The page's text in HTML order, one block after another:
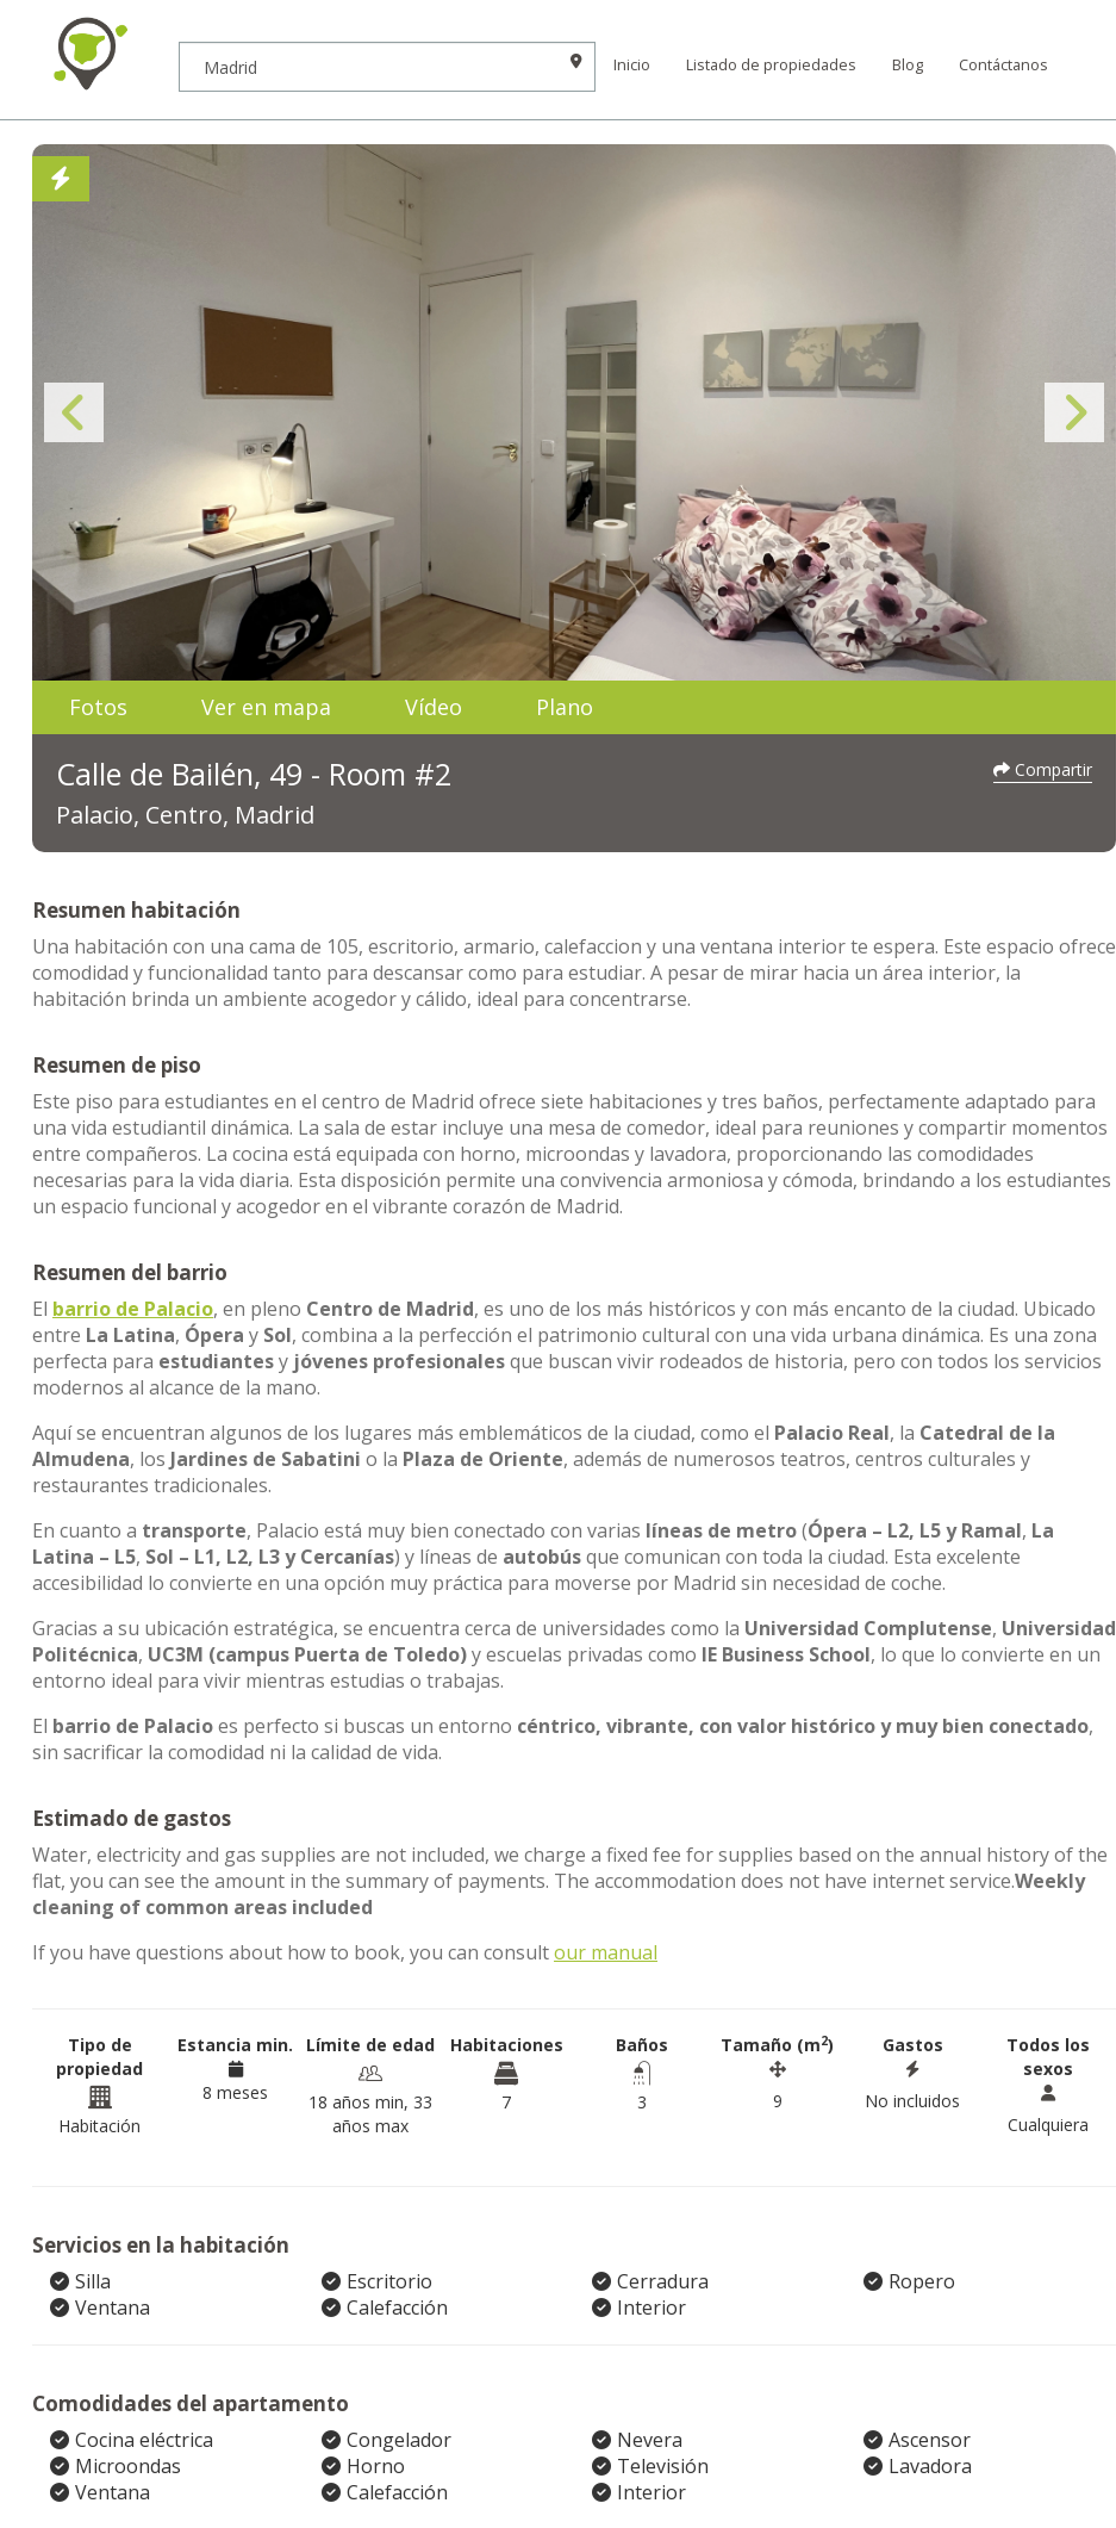
Inicio Listado de propiedades Blog Contáctanos
Fotos Ver en mapa Vídeo Plano
Calle de Bailén, 49 - Room #2
Palacio, Centro, Madrid
Compartir
Resumen habitación
Una habitación con una cama de 105, escritorio, armario, calefaccion y una ventana interior te espera. Este espacio ofrece
comodidad y funcionalidad tanto para descansar como para estudiar. A pesar de mirar hacia un área interior, la
habitación brinda un ambiente acogedor y cálido, ideal para concentrarse.
Resumen de piso
Este piso para estudiantes en el centro de Madrid ofrece siete habitaciones y tres baños, perfectamente adaptado para
una vida estudiantil dinámica. La sala de estar incluye una mesa de comedor, ideal para reuniones y compartir momentos
entre compañeros. La cocina está equipada con horno, microondas y lavadora, proporcionando las comodidades
necesarias para la vida diaria. Esta disposición permite una convivencia armoniosa y cómoda, brindando a los estudiantes
un espacio funcional y acogedor en el vibrante corazón de Madrid.
Resumen del barrio
El barrio de Palacio, en pleno Centro de Madrid, es uno de los más históricos y con más encanto de la ciudad. Ubicado
entre La Latina, Ópera y Sol, combina a la perfección el patrimonio cultural con una vida urbana dinámica. Es una zona
perfecta para estudiantesy jóvenes profesionalesque buscan vivir rodeados de historia, pero con todos los servicios
modernos al alcance de la mano.
Aquí se encuentran algunos de los lugares más emblemáticos de la ciudad, como el Palacio Real, la Catedral de la
Almudena, los Jardines de Sabatini o la Plaza de Oriente, además de numerosos teatros, centros culturales y
restaurantes tradicionales.
En cuanto a transporte, Palacio está muy bien conectado con varias líneas de metro(Ópera – L2, L5 y Ramal, La
Latina – L5, Sol – L1, L2, L3 y Cercanías) y líneas de autobúsque comunican con toda la ciudad. Esta excelente
accesibilidad lo convierte en una opción muy práctica para moverse por Madrid sin necesidad de coche.
Gracias a su ubicación estratégica, se encuentra cerca de universidades como la Universidad Complutense, Universidad
Politécnica, UC3M (campus Puerta de Toledo)y escuelas privadas como IE Business School, lo que lo convierte en un
entorno ideal para vivir mientras estudias o trabajas.
El barrio de Palacioes perfecto si buscas un entorno céntrico, vibrante, con valor histórico y muy bien conectado,
sin sacrificar la comodidad ni la calidad de vida.
Estimado de gastos
Water, electricity and gas supplies are not included, we charge a fixed fee for supplies based on the annual history of the
flat, you can see the amount in the summary of payments. The accommodation does not have internet service.Weekly
cleaning of common areas included
If you have questions about how to book, you can consultour manual
Tipo de
propiedad
Habitación
Estancia min.
8 meses
Límite de edad
18 años min, 33
años max
Habitaciones
7
Baños
3
Tamaño (m2)
9
Gastos
No incluidos
Todos los
sexos
Cualquiera
Servicios en la habitación
Silla Escritorio Cerradura
Ropero
Ventana
Calefacción Interior
Comodidades del apartamento
Cocina eléctrica Congelador Nevera
Ascensor
Microondas
Horno Televisión
Lavadora
Ventana
Calefacción Interior